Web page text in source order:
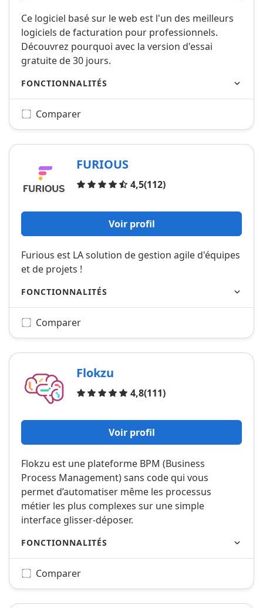
Ce logiciel basé sur le web est l'un des meilleurs
logiciels de facturation pour professionnels.
Découvrez pourquoi avec la version d'essai
gratuite de 30 jours.
FONCTIONNALITÉS
Comparer
FURIOUS
4,5(112)
Avis
Voir profil
Furious est LA solution de gestion agile d'équipes
et de projets !
FONCTIONNALITÉS
Comparer
Flokzu
4,8(111)
Avis
Voir profil
Flokzu est une plateforme BPM (Business
Process Management) sans code qui vous
permet d’automatiser même les processus
métier les plus complexes sur une simple
interface glisser-déposer.
FONCTIONNALITÉS
Comparer